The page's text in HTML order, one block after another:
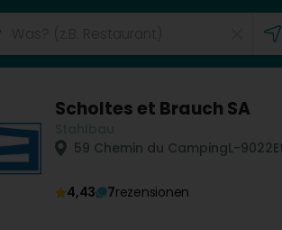
Scholtes et Brauch SA
59 Chemin du CampingL-9022
4,43 7rezensionen